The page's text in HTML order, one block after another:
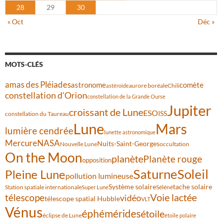
28
29
30
« Oct
Déc »
MOTS-CLÉS
amas des Pléiadesastronomeastéroïdeaurore boréaleChilicomète
constellation d'Orionconstellation de la Grande Ourse
constellation du Taureaucroissant de LuneESOISSJupiter
lumière cendréeLune lunette astronomiqueMars
MercureNASANouvelle LuneNuits-Saint-Georgesoccultation
On the MoonoppositionplanètePlanète rouge
Pleine Lunepollution lumineuseSaturneSoleil
Station spatiale internationaleSuper LuneSystème solaireSélénétache solaire
télescopetélescope spatial HubblevidéoVLTVoie lactée
Vénuséclipse de Luneéphéméridesétoileétoile polaire